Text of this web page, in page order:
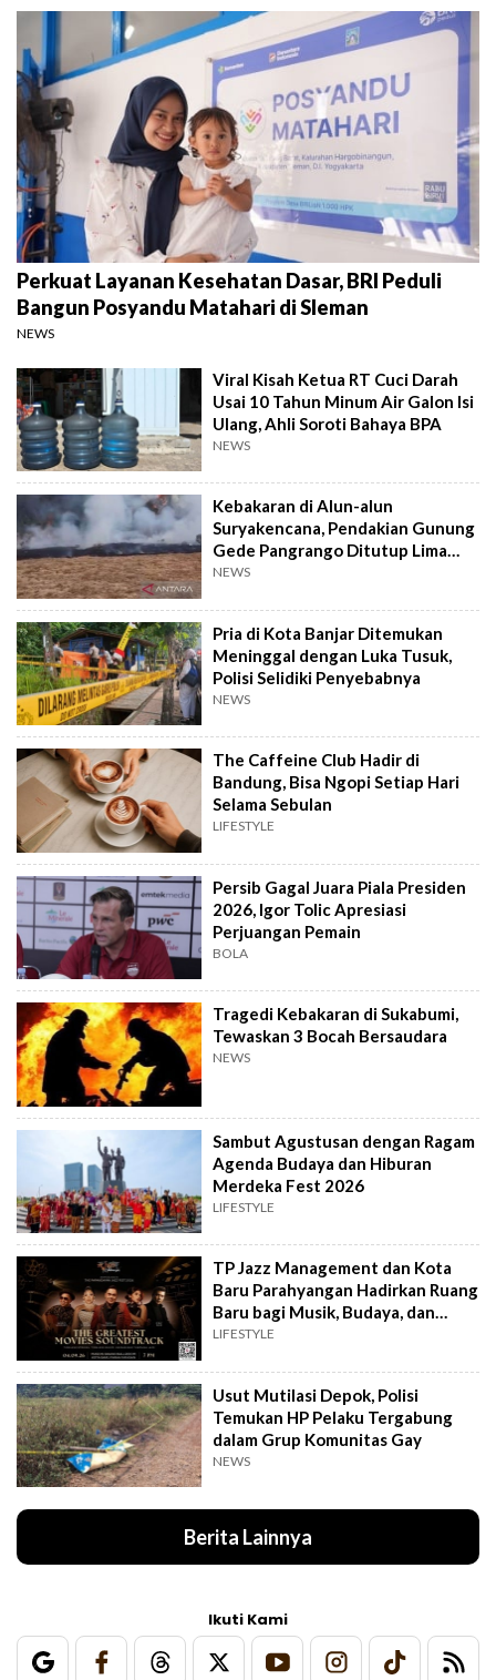
Perkuat Layanan Kesehatan Dasar, BRI Peduli
Bangun Posyandu Matahari di Sleman
NEWS
Viral Kisah Ketua RT Cuci Darah
Usai 10 Tahun Minum Air Galon Isi
Ulang, Ahli Soroti Bahaya BPA
NEWS
Kebakaran di Alun-alun
Suryakencana, Pendakian Gunung
Gede Pangrango Ditutup Lima
Hari
NEWS
Pria di Kota Banjar Ditemukan
Meninggal dengan Luka Tusuk,
Polisi Selidiki Penyebabnya
NEWS
The Caffeine Club Hadir di
Bandung, Bisa Ngopi Setiap Hari
Selama Sebulan
LIFESTYLE
Persib Gagal Juara Piala Presiden
2026, Igor Tolic Apresiasi
Perjuangan Pemain
BOLA
Tragedi Kebakaran di Sukabumi,
Tewaskan 3 Bocah Bersaudara
NEWS
Sambut Agustusan dengan Ragam
Agenda Budaya dan Hiburan
Merdeka Fest 2026
LIFESTYLE
TP Jazz Management dan Kota
Baru Parahyangan Hadirkan Ruang
Baru bagi Musik, Budaya, dan
Komunitas
LIFESTYLE
Usut Mutilasi Depok, Polisi
Temukan HP Pelaku Tergabung
dalam Grup Komunitas Gay
NEWS
Berita Lainnya
Ikuti Kami